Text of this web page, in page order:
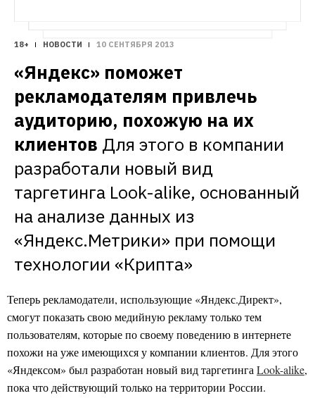
18+ НОВОСТИ 10 СЕНТЯБРЯ 2013
«Яндекс» поможет
рекламодателям привлечь
аудиторию, похожую на их
клиентов Для этого в компании
разработали новый вид
таргетинга Look-alike, основанный
на анализе данных из
«Яндекс.Метрики» при помощи
технологии «Крипта»
Теперь рекламодатели, использующие «Яндекс.Директ»,
смогут показать свою медийную рекламу только тем
пользователям, которые по своему поведению в интернете
похожи на уже имеющихся у компании клиентов. Для этого
«Яндексом» был разработан новый вид таргетинга Look-alike,
пока что действующий только на территории России.